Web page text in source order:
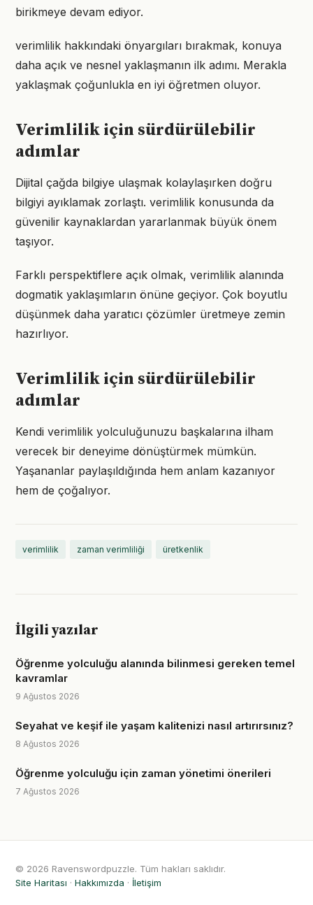
birikmeye devam ediyor.
verimlilik hakkındaki önyargıları bırakmak, konuya
daha açık ve nesnel yaklaşmanın ilk adımı. Merakla
yaklaşmak çoğunlukla en iyi öğretmen oluyor.
Verimlilik için sürdürülebilir
adımlar
Dijital çağda bilgiye ulaşmak kolaylaşırken doğru
bilgiyi ayıklamak zorlaştı. verimlilik konusunda da
güvenilir kaynaklardan yararlanmak büyük önem
taşıyor.
Farklı perspektiflere açık olmak, verimlilik alanında
dogmatik yaklaşımların önüne geçiyor. Çok boyutlu
düşünmek daha yaratıcı çözümler üretmeye zemin
hazırlıyor.
Verimlilik için sürdürülebilir
adımlar
Kendi verimlilik yolculuğunuzu başkalarına ilham
verecek bir deneyime dönüştürmek mümkün.
Yaşananlar paylaşıldığında hem anlam kazanıyor
hem de çoğalıyor.
verimlilik zaman verimliliği üretkenlik
İlgili yazılar
Öğrenme yolculuğu alanında bilinmesi gereken temel
kavramlar
9 Ağustos 2026
Seyahat ve keşif ile yaşam kalitenizi nasıl artırırsınız?
8 Ağustos 2026
Öğrenme yolculuğu için zaman yönetimi önerileri
7 Ağustos 2026
© 2026 Ravenswordpuzzle. Tüm hakları saklıdır.
Site Haritası · Hakkımızda · İletişim